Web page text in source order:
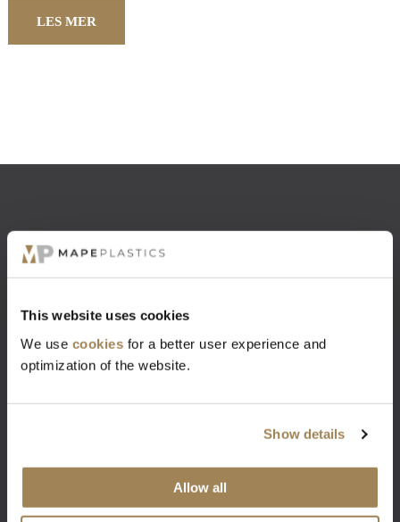
This website uses cookies
We use cookies for a better user experience and
optimization of the website.
Show details
Allow all
LES MER
NYHETSBREV PÅMELDING
siste nyhetene om Mape Plastics og plastindustrien.